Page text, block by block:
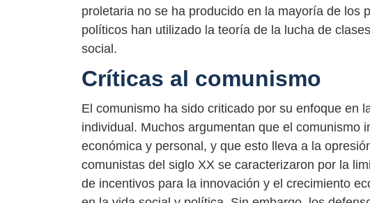
proletaria no se ha producido en la mayoría de los
políticos han utilizado la teoría de la lucha de
social.
Críticas al comunismo
El comunismo ha sido criticado por su enfoque en
individual. Muchos argumentan que el comunismo
económica y personal, y que esto lleva a la
comunistas del siglo XX se caracterizaron por la
de incentivos para la innovación y el crecimiento